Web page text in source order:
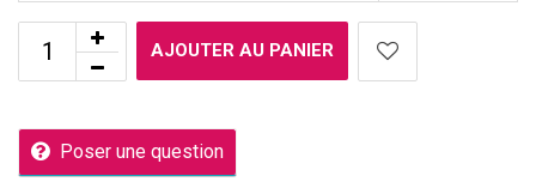
AJOUTER AU PANIER
Poser une question